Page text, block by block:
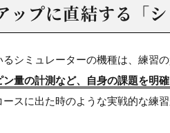
ップに直結する 「
シミュレーターの機種は、練習の
ン量の計測など、自身の課題を明
スに出た時のような実戦的な練習